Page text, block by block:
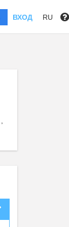
ВХОД RU